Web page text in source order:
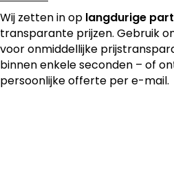
Wij zetten in op langdurige
transparante prijzen. Gebruik
voor onmiddellijke
binnen enkele seconden – of
persoonlijke offerte per e-mail.